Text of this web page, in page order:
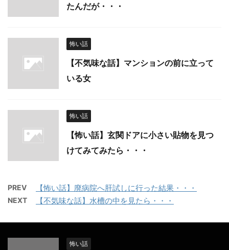
たんだが・・・
怖い話
【不気味な話】マンションの前に立って
いる女
怖い話
【怖い話】玄関ドアに小さい貼物を見つ
けてみてみたら・・・
PREV 【怖い話】廃病院へ肝試しに行った結果・・・
NEXT 【不気味な話】水槽の中を見たら・・・
怖い話